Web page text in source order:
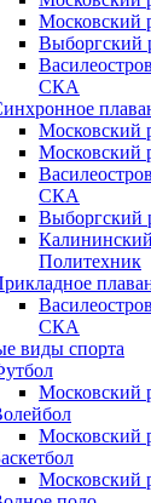
Московский
Выборгский
СКА
Московский
Московский
СКА
Выборгский
Политехник
СКА
виды спорта
Московский
Московский
Московский